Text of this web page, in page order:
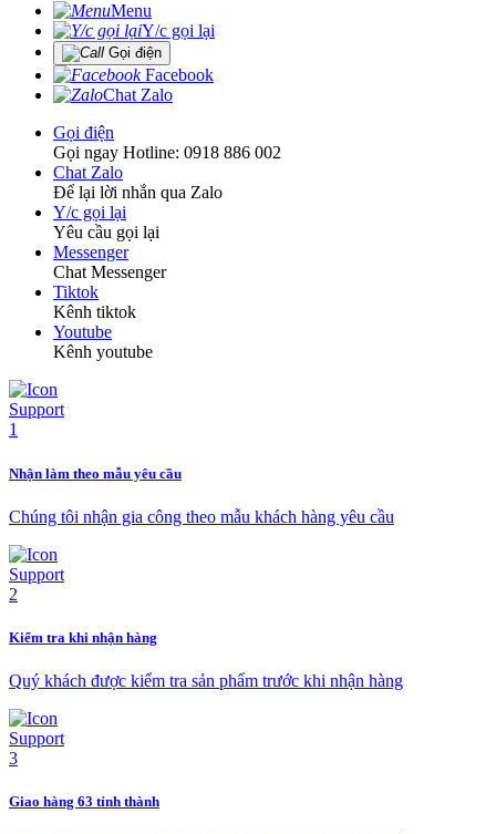
Menu
Y/c gọi lại
Gọi điện
Facebook
Chat Zalo
Gọi điện
Gọi ngay Hotline: 0918 886 002
Chat Zalo
Để lại lời nhắn qua Zalo
Y/c gọi lại
Yêu cầu gọi lại
Messenger
Chat Messenger
Tiktok
Kênh tiktok
Youtube
Kênh youtube
Nhận làm theo mẫu yêu cầu
Chúng tôi nhận gia công theo mẫu khách hàng yêu cầu
Kiểm tra khi nhận hàng
Quý khách được kiểm tra sản phẩm trước khi nhận hàng
Giao hàng 63 tỉnh thành